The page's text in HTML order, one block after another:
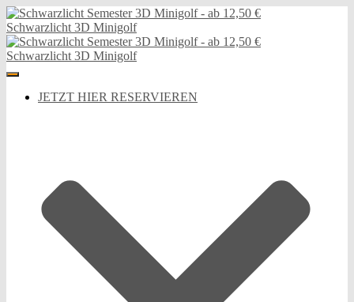
Toggle Navigation
JETZT HIER RESERVIEREN